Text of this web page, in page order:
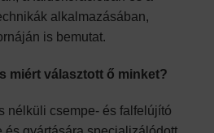
alkalmazásában,
is bemutat.
miért választott ő minket?
nélküli csempe- és falfelújító